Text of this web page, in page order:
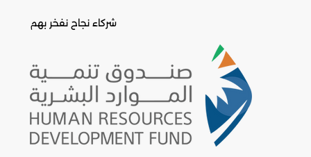
شركاء نجاح نفخر بهم